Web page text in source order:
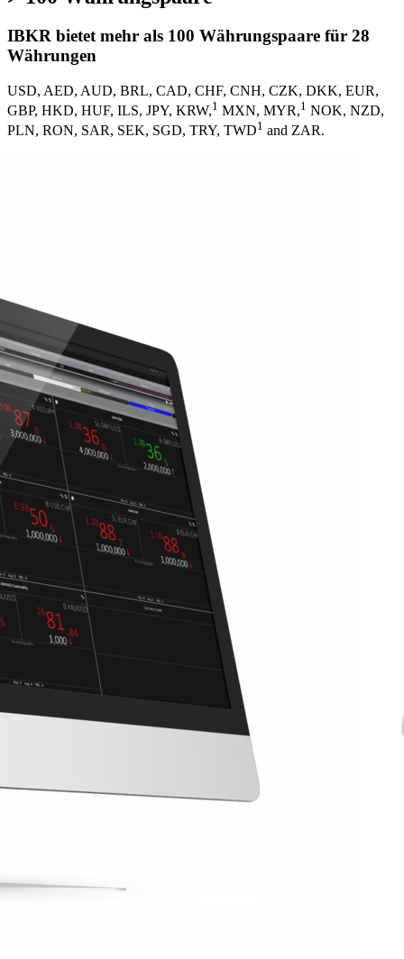
IBKR bietet mehr als 100 Währungspaare für 28
Währungen
USD, AED, AUD, BRL, CAD, CHF, CNH, CZK, DKK, EUR,
GBP, HKD, HUF, ILS, JPY, KRW,1 MXN, MYR,1 NOK, NZD,
PLN, RON, SAR, SEK, SGD, TRY, TWD1 and ZAR.